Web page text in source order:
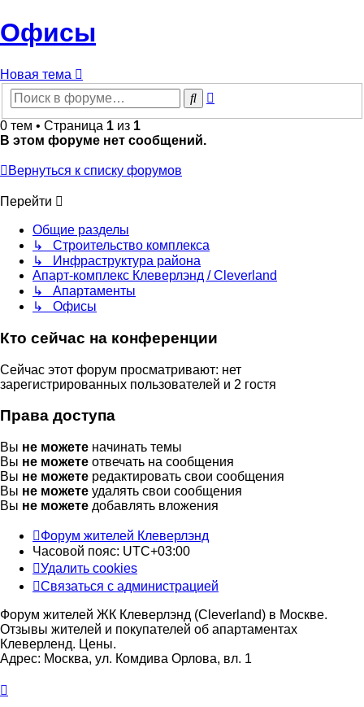
Офисы
Новая тема
Поиск
0 тем • Страница 1 из 1
В этом форуме нет сообщений.
Вернуться к списку форумов
Перейти
Общие разделы
↳ Строительство комплекса
↳ Инфраструктура района
Апарт-комплекс Клеверлэнд / Cleverland
↳ Апартаменты
↳ Офисы
Кто сейчас на конференции
Сейчас этот форум просматривают: нет
зарегистрированных пользователей и 2 гостя
Права доступа
Вы не можете начинать темы
Вы не можете отвечать на сообщения
Вы не можете редактировать свои сообщения
Вы не можете удалять свои сообщения
Вы не можете добавлять вложения
Форум жителей Клеверлэнд
Часовой пояс: UTC+03:00
Удалить cookies
Связаться с администрацией
Форум жителей ЖК Клеверлэнд (Cleverland) в Москве.
Отзывы жителей и покупателей об апартаментах
Клеверленд. Цены.
Адрес: Москва, ул. Комдива Орлова, вл. 1